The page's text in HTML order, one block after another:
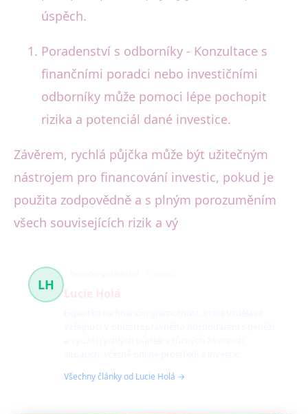
úspěch.
Poradenství s odborníky - Konzultace s
finančními poradci nebo investičními
odborníky může pomoci lépe pochopit
rizika a potenciál dané investice.
Závěrem, rychlá půjčka může být užitečným
nástrojem pro financování investic, pokud je
použita zodpovědně a s plným porozuměním
všech souvisejících rizik a vý
LH
Všechny články od Lucie Holá →